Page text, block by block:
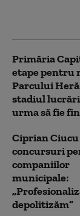
Primăria
etape pentru
Parcului
stadiul
urma să fie
Ciprian
concursuri
companiilor
municipale:
depolitizăm”